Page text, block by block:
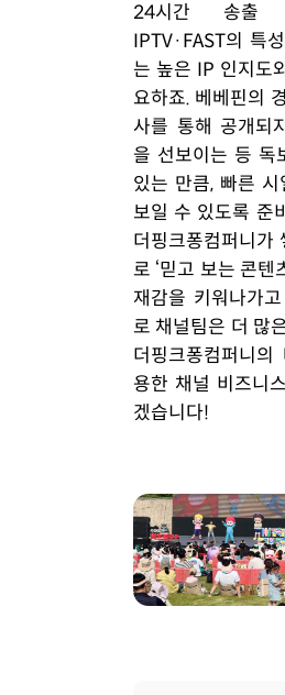
24시간 송출
IPTV·FAST의 특
는 높은 IP 인지도
요하죠. 베베핀의
사를 통해 공개되
을 선보이는 등 독
있는 만큼, 빠른
보일 수 있도록 준
더핑크퐁컴퍼니가
로 ‘믿고 보는 콘텐
재감을 키워나가
로 채널팀은 더 많
더핑크퐁컴퍼니
용한 채널 비즈니
겠습니다!